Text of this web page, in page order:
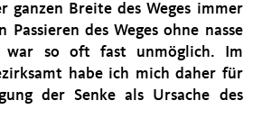
ganzen Breite des Weges immer
Passieren des Weges ohne nasse
war so oft fast unmöglich. Im
habe ich mich daher für
der Senke als Ursache des